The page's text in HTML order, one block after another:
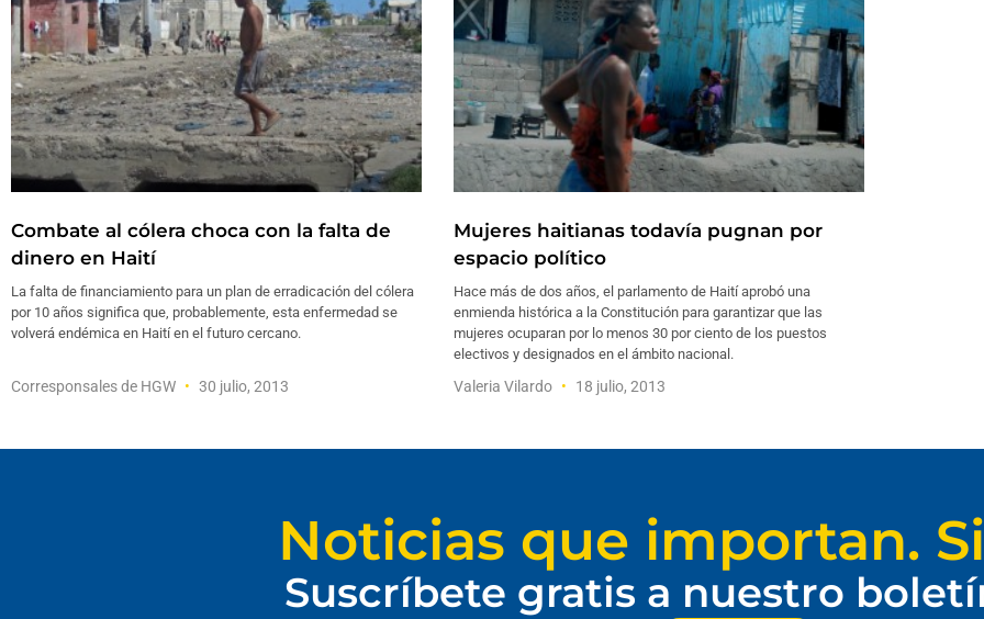
Combate al cólera choca con la falta de
dinero en Haití
La falta de financiamiento para un plan de erradicación del cólera
por 10 años significa que, probablemente, esta enfermedad se
volverá endémica en Haití en el futuro cercano.
Corresponsales de HGW 30 julio, 2013
Mujeres haitianas todavía pugnan por
espacio político
Hace más de dos años, el parlamento de Haití aprobó una
enmienda histórica a la Constitución para garantizar que las
mujeres ocuparan por lo menos 30 por ciento de los puestos
electivos y designados en el ámbito nacional.
Valeria Vilardo 18 julio, 2013
Noticias que importan.
Suscríbete gratis a nuestro